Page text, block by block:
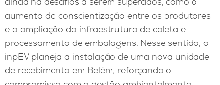
aumento da conscientização entre os produtores
e a ampliação da infraestrutura de coleta e
processamento de embalagens. Nesse sentido, o
inpEV planeja a instalação de uma nova unidade
de recebimento em Belém, reforçando o